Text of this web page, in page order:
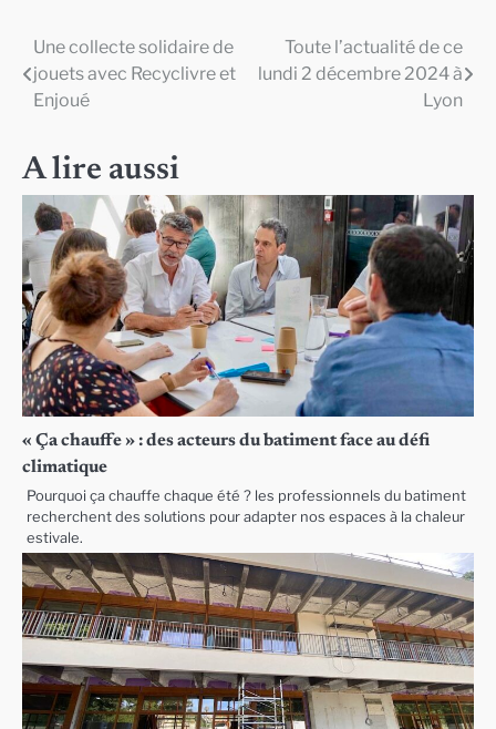
Navigation
de
Une collecte solidaire de
jouets avec Recyclivre et
Enjoué
Toute l’actualité de ce
lundi 2 décembre 2024 à
Lyon
A lire aussi
« Ça chauffe » : des acteurs du batiment face au défi
climatique
Pourquoi ça chauffe chaque été ? les professionnels du batiment
recherchent des solutions pour adapter nos espaces à la chaleur
estivale.